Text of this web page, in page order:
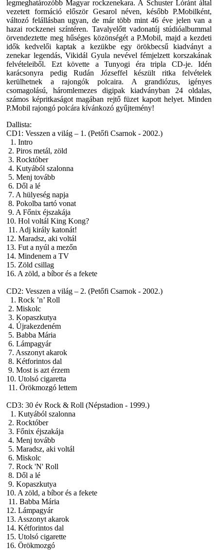
legmeghatározóbb Magyar rockzenekara. A Schuster Lóránt által
vezetett formáció először Gesarol néven, később P.Mobilként,
változó felállásban ugyan, de már több mint 46 éve jelen van a
hazai rockzenei színtéren. Tavalyelőtt vadonatúj stúdióalbummal
örvendeztette meg hűséges közönségét a P.Mobil, majd a kezdeti
idők kedvelői kaptak a kezükbe egy örökbecsű kiadványt a
zenekar legendás, Vikidál Gyula nevével fémjelzett korszakának
felvételeiből. Ezt követte a Tunyogi éra tripla CD-je. Idén
karácsonyra pedig Rudán Józseffel készült ritka felvételek
kerülhetnek a rajongók polcaira. A grandiózus, igényes
csomagolású, háromlemezes digipak kiadványban 24 oldalas,
számos képritkaságot magában rejtő füzet kapott helyet. Minden
P.Mobil rajongó polcára kívánkozó gyűjtemény!
Dallista:
CD1: Vesszen a világ – 1. (Petőfi Csarnok - 2002.)
1. Intro
2. Piros metál, zöld
3. Rocktóber
4. Kutyából szalonna
5. Menj tovább
6. Dől a lé
7. A hülyeség napja
8. Pokolba tartó vonat
9. A Főnix éjszakája
10. Hol voltál King Kong?
11. Adj király katonát!
12. Maradsz, aki voltál
13. Fut a nyúl a mezőn
14. Mindenem a TV
15. Zöld csillag
16. A zöld, a bíbor és a fekete
CD2: Vesszen a világ – 2. (Petőfi Csarnok - 2002.)
1. Rock ’n’ Roll
2. Miskolc
3. Kopaszkutya
4. Újrakezdeném
5. Babba Mária
6. Lámpagyár
7. Asszonyt akarok
8. Kétforintos dal
9. Most is azt érzem
10. Utolsó cigaretta
11. Örökmozgó lettem
CD3: 30 év Rock & Roll (Népstadion - 1999.)
1. Kutyából szalonna
2. Rocktóber
3. Főnix éjszakája
4. Menj tovább
5. Maradsz, aki voltál
6. Miskolc
7. Rock 'N' Roll
8. Dől a lé
9. Kopaszkutya
10. A zöld, a bíbor és a fekete
11. Babba Mária
12. Lámpagyár
13. Asszonyt akarok
14. Kétforintos dal
15. Utolsó cigarette
16. Örökmozgó